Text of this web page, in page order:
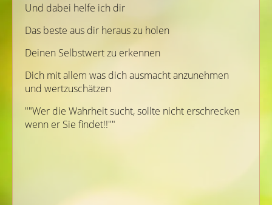
Und dabei helfe ich dir
Das beste aus dir heraus zu holen
Deinen Selbstwert zu erkennen
Dich mit allem was dich ausmacht anzunehmen
und wertzuschätzen
""Wer die Wahrheit sucht, sollte nicht erschrecken
wenn er Sie findet!!""